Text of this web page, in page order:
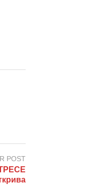
POST